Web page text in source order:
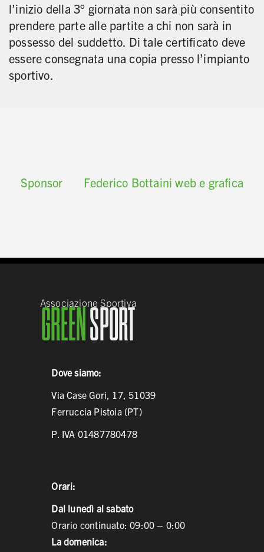
l’inizio della 3° giornata non sarà più consentito
prendere parte alle partite a chi non sarà in
possesso del suddetto. Di tale certificato deve
essere consegnata una copia presso l’impianto
sportivo.
Sponsor Federico Bottaini web e grafica
Associazione Sportiva
GREENSPORT
Dove siamo:
Via Case Gori, 17, 51039
Ferruccia Pistoia (PT)
P. IVA 01487780478
Orari:
Dal lunedì al sabato
Orario continuato: 09:00 – 0:00
La domenica: